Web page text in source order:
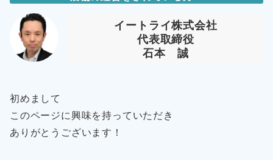
イートライ株式会社
代表取締役
石本 誠
初めまして
このページに興味を持っていただき
ありがとうございます！